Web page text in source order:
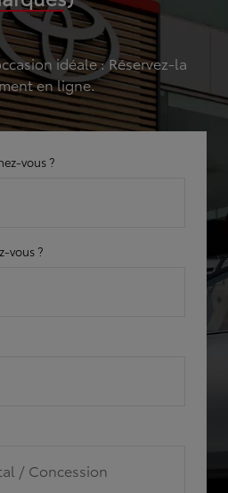
idéale : Réservez-la
en ligne.
vous ?
vous ?
/ Concession